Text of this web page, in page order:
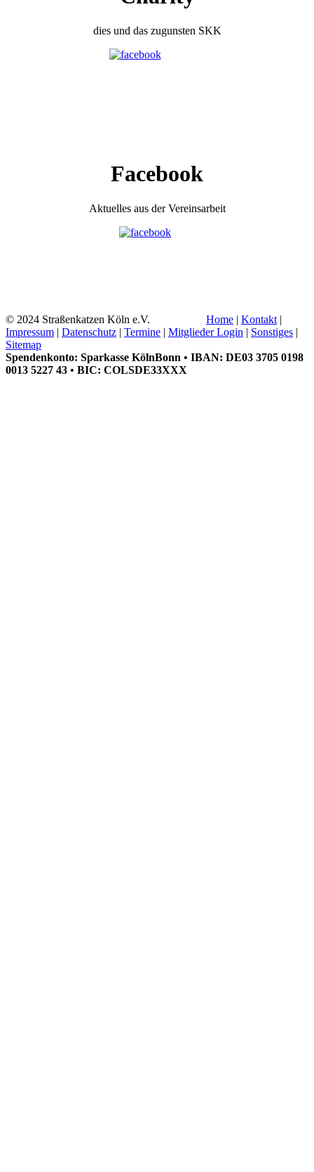
dies und das zugunsten SKK
Facebook
Aktuelles aus der Vereinsarbeit
© 2024 Straßenkatzen Köln e.V. Home | Kontakt |
Impressum | Datenschutz | Termine | Mitglieder Login | Sonstiges |
Sitemap
Spendenkonto: Sparkasse KölnBonn • IBAN: DE03 3705 0198
0013 5227 43 • BIC: COLSDE33XXX